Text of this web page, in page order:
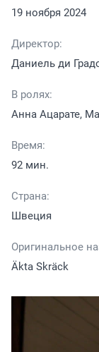
19 ноября 2024
Директор:
Даниель ди
В ролях:
Анна Ацарате,
Время:
92 мин.
Страна:
Швеция
Оригинальное
Äkta Skräck